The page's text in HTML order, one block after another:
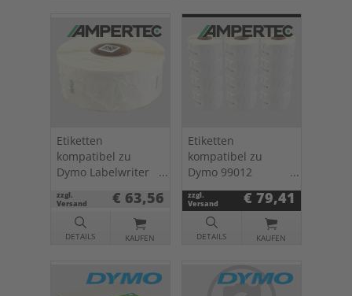
Etiketten
kompatibel zu
Dymo Labelwriter
19 x 64mm 1 x 450
Stück
zzgl.
Versand
€ 63,56
DETAILS KAUFEN
Etiketten
kompatibel zu
Dymo 99012
(2093093) 89 x
36mm 12 x 260 St.
zzgl.
Versand
€ 79,41
DETAILS KAUFEN